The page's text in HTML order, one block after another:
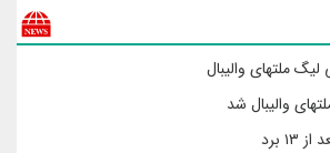
ملتهای والیبال
والیبال شد
برد